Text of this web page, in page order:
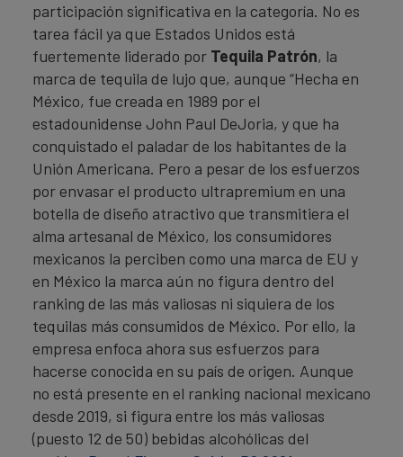
participación significativa en la categoría. No es
tarea fácil ya que Estados Unidos está
fuertemente liderado por Tequila Patrón, la
marca de tequila de lujo que, aunque “Hecha en
México, fue creada en 1989 por el
estadounidense John Paul DeJoria, y que ha
conquistado el paladar de los habitantes de la
Unión Americana. Pero a pesar de los esfuerzos
por envasar el producto ultrapremium en una
botella de diseño atractivo que transmitiera el
alma artesanal de México, los consumidores
mexicanos la perciben como una marca de EU y
en México la marca aún no figura dentro del
ranking de las más valiosas ni siquiera de los
tequilas más consumidos de México. Por ello, la
empresa enfoca ahora sus esfuerzos para
hacerse conocida en su país de origen. Aunque
no está presente en el ranking nacional mexicano
desde 2019, si figura entre los más valiosas
(puesto 12 de 50) bebidas alcohólicas del